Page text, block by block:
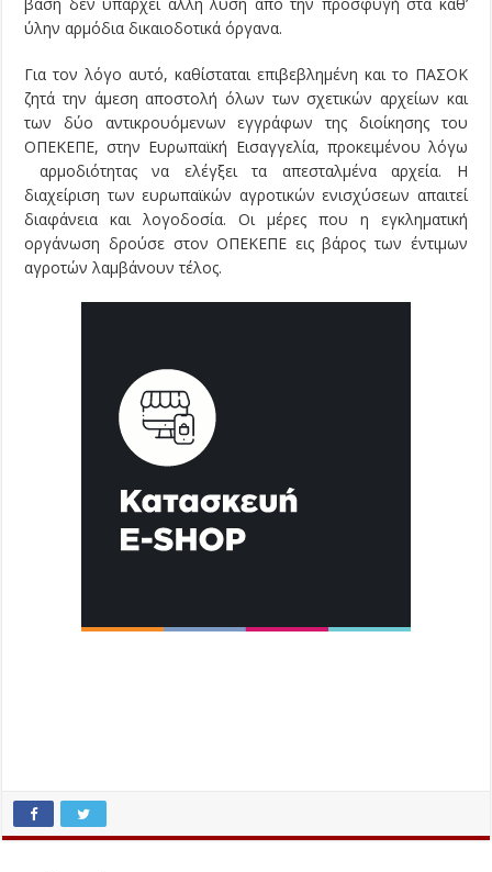
βάση δεν υπάρχει άλλη λύση από την προσφυγή στα καθ’
ύλην αρμόδια δικαιοδοτικά όργανα.
Για τον λόγο αυτό, καθίσταται επιβεβλημένη και το ΠΑΣΟΚ
ζητά την άμεση αποστολή όλων των σχετικών αρχείων και
των δύο αντικρουόμενων εγγράφων της διοίκησης του
ΟΠΕΚΕΠΕ, στην Ευρωπαϊκή Εισαγγελία, προκειμένου λόγω
αρμοδιότητας να ελέγξει τα απεσταλμένα αρχεία. Η
διαχείριση των ευρωπαϊκών αγροτικών ενισχύσεων απαιτεί
διαφάνεια και λογοδοσία. Οι μέρες που η εγκληματική
οργάνωση δρούσε στον ΟΠΕΚΕΠΕ εις βάρος των έντιμων
αγροτών λαμβάνουν τέλος.